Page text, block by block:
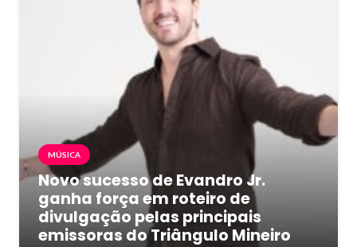
MÚSICA
Novo sucesso de Evandro Jr.
ganha força em roteiro de
divulgação pelas principais
emissoras do Triângulo Mineiro